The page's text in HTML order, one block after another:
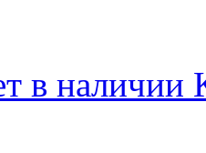
в наличии